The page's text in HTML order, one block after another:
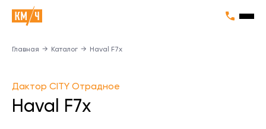
Главная → Каталог → Haval F7x
Дактор CITY Отрадное
Haval F7x